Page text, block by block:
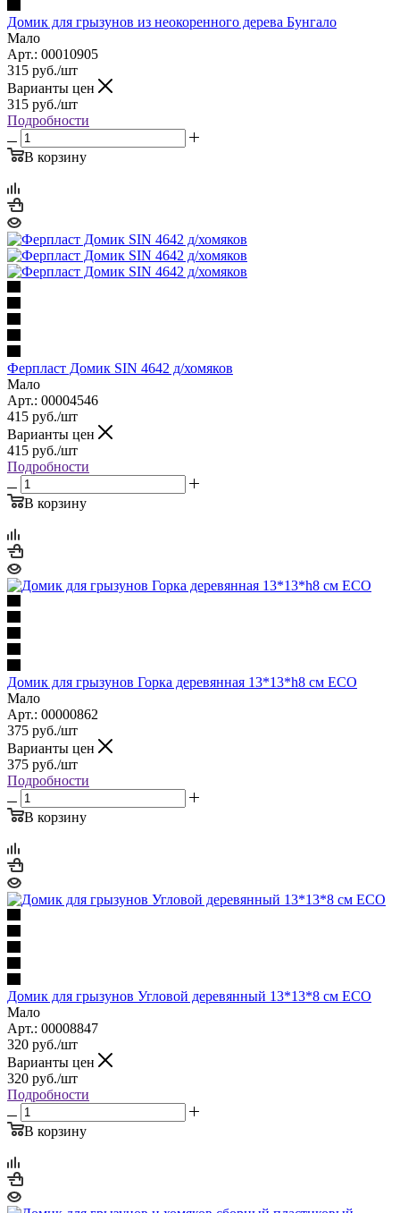
Домик для грызунов из неокоренного дерева Бунгало
Мало
Арт.: 00010905
315 руб./шт
Варианты цен
315 руб./шт
Подробности
В корзину
Ферпласт Домик SIN 4642 д/хомяков
Мало
Арт.: 00004546
415 руб./шт
Варианты цен
415 руб./шт
Подробности
В корзину
Домик для грызунов Горка деревянная 13*13*h8 см ECO
Мало
Арт.: 00000862
375 руб./шт
Варианты цен
375 руб./шт
Подробности
В корзину
Домик для грызунов Угловой деревянный 13*13*8 см ECO
Мало
Арт.: 00008847
320 руб./шт
Варианты цен
320 руб./шт
Подробности
В корзину